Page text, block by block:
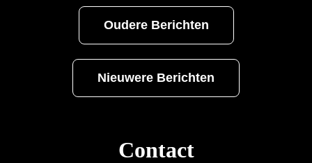
Van,
15km
Berichtennavigatie
Oudere Berichten
Nieuwere Berichten
Contact